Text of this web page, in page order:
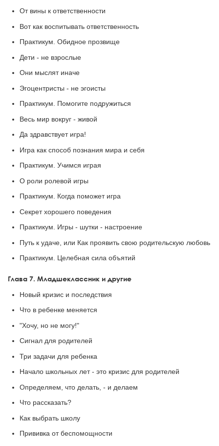
От вины к ответственности
Вот как воспитывать ответственность
Практикум. Обидное прозвище
Дети - не взрослые
Они мыслят иначе
Эгоцентристы - не эгоисты
Практикум. Помогите подружиться
Весь мир вокруг - живой
Да здравствует игра!
Игра как способ познания мира и себя
Практикум. Учимся играя
О роли ролевой игры
Практикум. Когда поможет игра
Секрет хорошего поведения
Практикум. Игры - шутки - настроение
Путь к удаче, или Как проявить свою родительскую любовь
Практикум. Целебная сила объятий
Глава 7. Младшеклассник и другие
Новый кризис и последствия
Что в ребенке меняется
"Хочу, но не могу!"
Сигнал для родителей
Три задачи для ребенка
Начало школьных лет - это кризис для родителей
Определяем, что делать, - и делаем
Что рассказать?
Как выбрать школу
Прививка от беспомощности